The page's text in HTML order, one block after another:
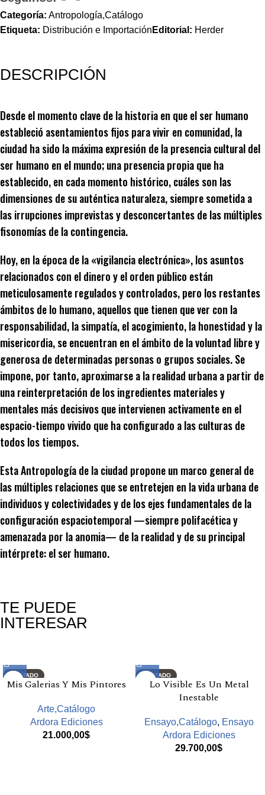
Categoría: Antropología,Catálogo
Etiqueta: Distribución e Importación Editorial: Herder
DESCRIPCIÓN
Desde el momento clave de la historia en que el ser humano
estableció asentamientos fijos para vivir en comunidad, la
ciudad ha sido la máxima expresión de la presencia cultural del
ser humano en el mundo; una presencia propia que ha
establecido, en cada momento histórico, cuáles son las
dimensiones de su auténtica naturaleza, siempre sometida a
las irrupciones imprevistas y desconcertantes de las múltiples
fisonomías de la contingencia.
Hoy, en la época de la «vigilancia electrónica», los asuntos
relacionados con el dinero y el orden público están
meticulosamente regulados y controlados, pero los restantes
ámbitos de lo humano, aquellos que tienen que ver con la
responsabilidad, la simpatía, el acogimiento, la honestidad y la
misericordia, se encuentran en el ámbito de la voluntad libre y
generosa de determinadas personas o grupos sociales. Se
impone, por tanto, aproximarse a la realidad urbana a partir de
una reinterpretación de los ingredientes materiales y
mentales más decisivos que intervienen activamente en el
espacio-tiempo vivido que ha configurado a las culturas de
todos los tiempos.
Esta Antropología de la ciudad propone un marco general de
las múltiples relaciones que se entretejen en la vida urbana de
individuos y colectividades y de los ejes fundamentales de la
configuración espaciotemporal —siempre polifacética y
amenazada por la anomia— de la realidad y de su principal
intérprete: el ser humano.
TE PUEDE
INTERESAR
AGOTADO
Mis Galerias Y Mis Pintores
Arte,Catálogo
Ardora Ediciones
21.000,00$
AGOTADO
Lo Visible Es Un Metal
Inestable
Ensayo,Catálogo, Ensayo
Ardora Ediciones
29.700,00$